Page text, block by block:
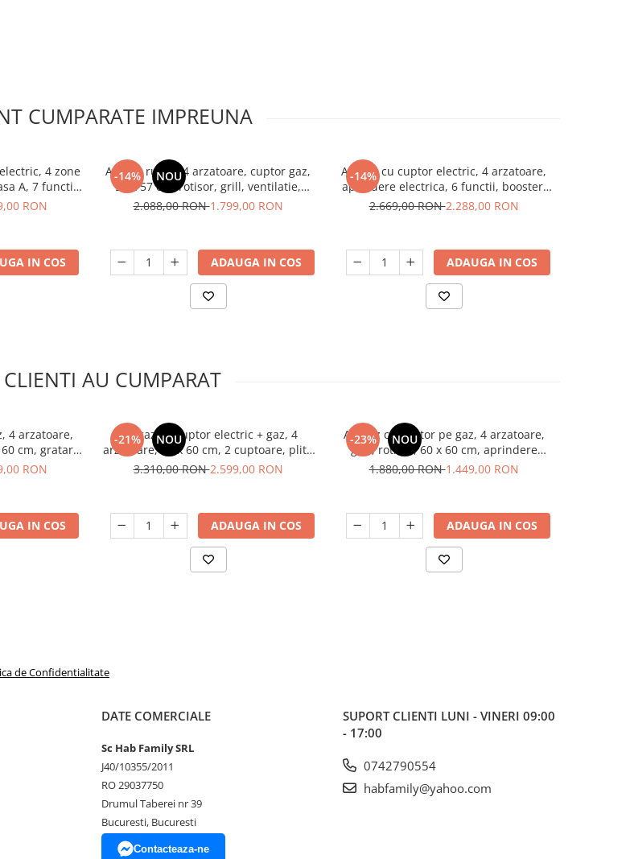
CUMPARATE IMPREUNA
4 zone
A, 7 functii,
SAMUS
RON
IN COS
-14% NOU
Aragaz rustic, 4 arzatoare, cuptor gaz,
57 x 57 cm, rotisor, grill, ventilatie,
aprindere electrica, gratare fonta, negru
2.088,00 RON1.799,00 RON
ADAUGA IN COS
-14%
Aragaz cu cuptor electric, 4 arzatoare,
aprindere electrica, 6 functii, booster,
timer, grill, ventilatie, Inox, BEKO
2.669,00 RON2.288,00 RON
ADAUGA IN COS
AU CUMPARAT
4 arzatoare,
cm, gratare
gri,
RON
IN COS
-21% NOU
Aragaz cu cuptor electric + gaz, 4
arzatoare, 60 x 60 cm, 2 cuptoare, plita
sticla, aprindere electrica, ventilator,
3.310,00 RON2.599,00 RON
ADAUGA IN COS
-23% NOU
Aragaz cu cuptor pe gaz, 4 arzatoare,
grill, rotisor, 60 x 60 cm, aprindere
electrica, capac sticla, Alb, Studio Casa
1.880,00 RON1.449,00 RON
ADAUGA IN COS
de Confidentialitate
DATE COMERCIALE
Sc Hab Family SRL
J40/10355/2011
RO 29037750
Drumul Taberei nr 39
Bucuresti, Bucuresti
Contacteaza-ne
SUPORT CLIENTI LUNI - VINERI 09:00
- 17:00
0742790554
habfamily@yahoo.com